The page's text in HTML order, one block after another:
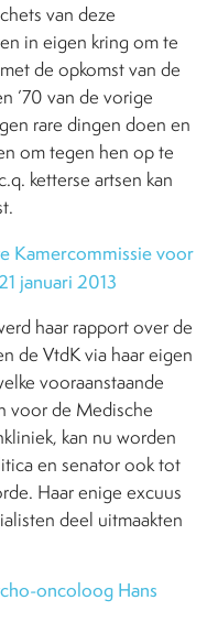
van deze
in eigen kring om te
de opkomst van de
’70 van de vorige
rare dingen doen en
om tegen hen op te
ketterse artsen kan
Kamercommissie voor
januari 2013
haar rapport over de
de VtdK via haar eigen
vooraanstaande
voor de Medische
kan nu worden
en senator ook tot
Haar enige excuus
deel uitmaakten
oncoloog Hans